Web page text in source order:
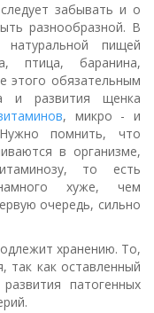
забывать и о
разнообразной. В
пищей
птица, баранина,
этого обязательным
и развития щенка
, микро - и
помнить, что
в организме,
то есть
хуже, чем
очередь, сильно
хранению. То,
так как оставленный
патогенных